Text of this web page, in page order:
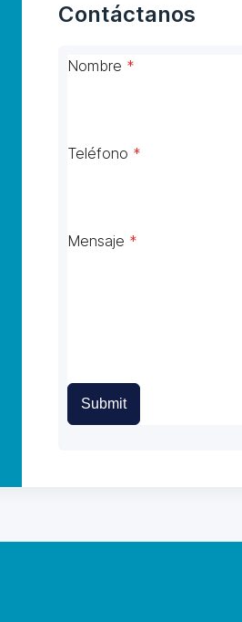
Contáctanos
Nombre *
Teléfono *
Mensaje *
Submit